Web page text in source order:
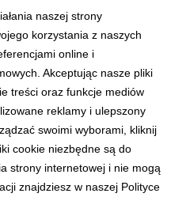
marki premium -
Branding
16 marca
edycji Branding Ovation. Dla
przygotowano wyjątkowe
marketingu,
naszej strony
korzystania z naszych
online i
Akceptując nasze pliki
treści oraz funkcje mediów
reklamy i ulepszony
swoimi wyborami, kliknij
cookie niezbędne są do
strony internetowej i nie mogą
znajdziesz w naszej Polityce